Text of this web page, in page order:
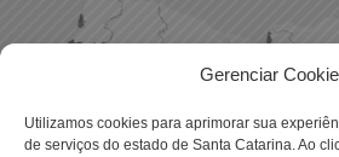
Gerenciar
Utilizamos cookies para aprimorar sua
de serviços do estado de Santa Catarina. Ao